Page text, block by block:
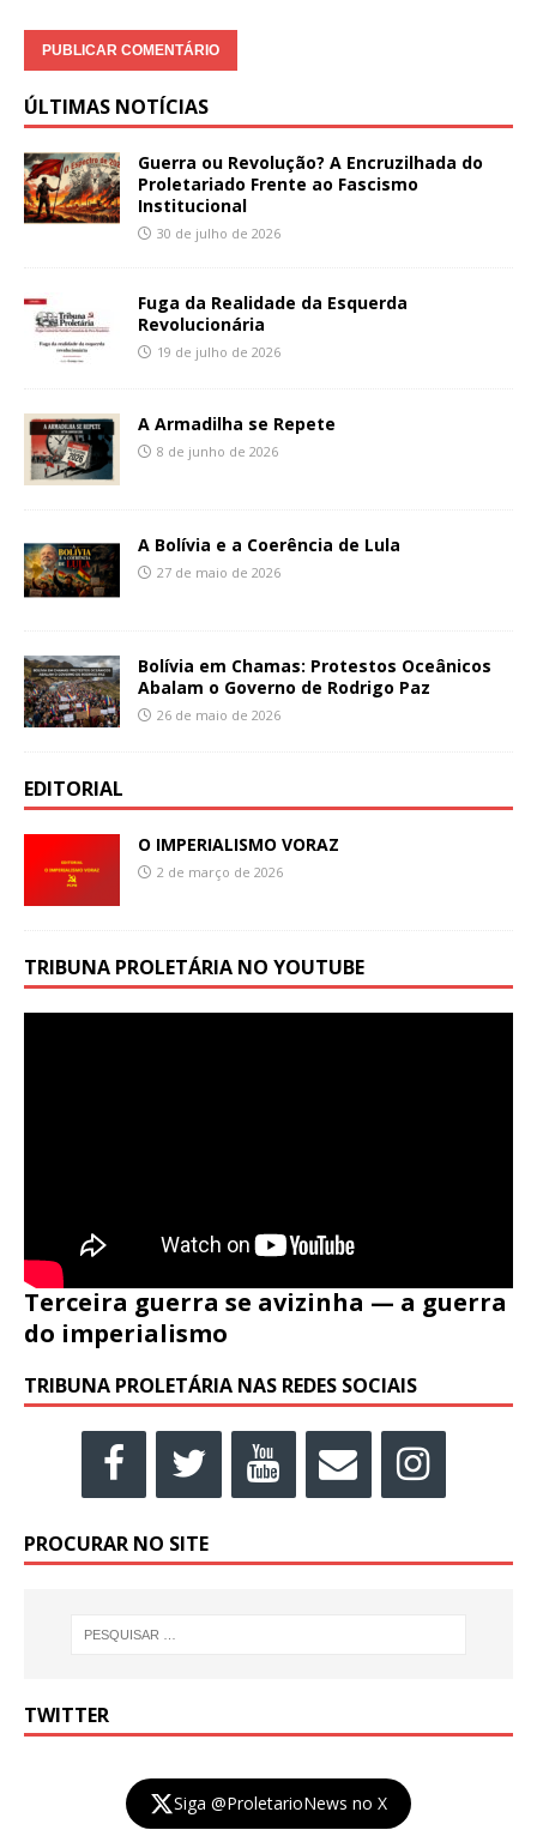
ÚLTIMAS NOTÍCIAS
Guerra ou Revolução? A Encruzilhada do
Proletariado Frente ao Fascismo
Institucional
30 de julho de 2026
Fuga da Realidade da Esquerda
Revolucionária
19 de julho de 2026
A Armadilha se Repete
8 de junho de 2026
A Bolívia e a Coerência de Lula
27 de maio de 2026
Bolívia em Chamas: Protestos Oceânicos
Abalam o Governo de Rodrigo Paz
26 de maio de 2026
EDITORIAL
O IMPERIALISMO VORAZ
2 de março de 2026
TRIBUNA PROLETÁRIA NO YOUTUBE
Terceira guerra se avizinha — a guerra
do imperialismo
TRIBUNA PROLETÁRIA NAS REDES SOCIAIS
PROCURAR NO SITE
TWITTER
Siga @ProletarioNews no X